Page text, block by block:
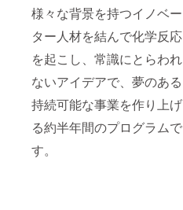
様々な背景を持つイノベー
ター人材を結んで化学反応
を起こし、常識にとらわれ
ないアイデアで、夢のある
持続可能な事業を作り上げ
る約半年間のプログラムで
す。